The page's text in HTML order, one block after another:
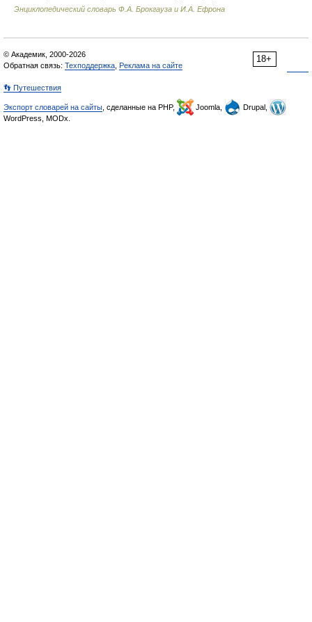
Энциклопедический словарь Ф.А. Брокгауза и И.А. Ефрона
18+
© Академик, 2000-2026
Обратная связь: Техподдержка Реклама на сайте
👣 Путешествия
Экспорт словарей на сайты , сделанные на PHP, Joomla,
Drupal,
WordPress, MODx.